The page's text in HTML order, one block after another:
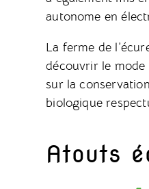
autonome en
La ferme de
découvrir le mode
sur la
biologique
Atouts